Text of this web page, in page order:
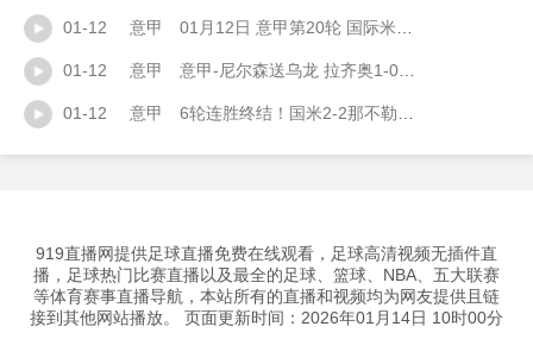
01-12 意甲 01月12日 意甲第20轮 国际米兰vs那不勒斯 全场录像
01-12 意甲 意甲-尼尔森送乌龙 拉齐奥1-0维罗纳
01-12 意甲 6轮连胜终结！国米2-2那不勒斯 麦克托米奈双响恰20点射孔蒂染红
919直播网提供足球直播免费在线观看，足球高清视频无插件直
播，足球热门比赛直播以及最全的足球、篮球、NBA、五大联赛
等体育赛事直播导航，本站所有的直播和视频均为网友提供且链
接到其他网站播放。 页面更新时间：2026年01月14日 10时00分